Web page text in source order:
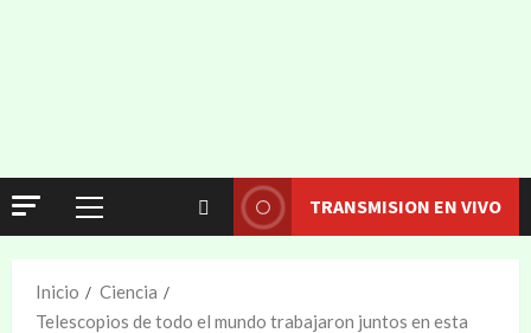
TRANSMISION EN VIVO
Inicio
Ciencia
Telescopios de todo el mundo trabajaron juntos en esta